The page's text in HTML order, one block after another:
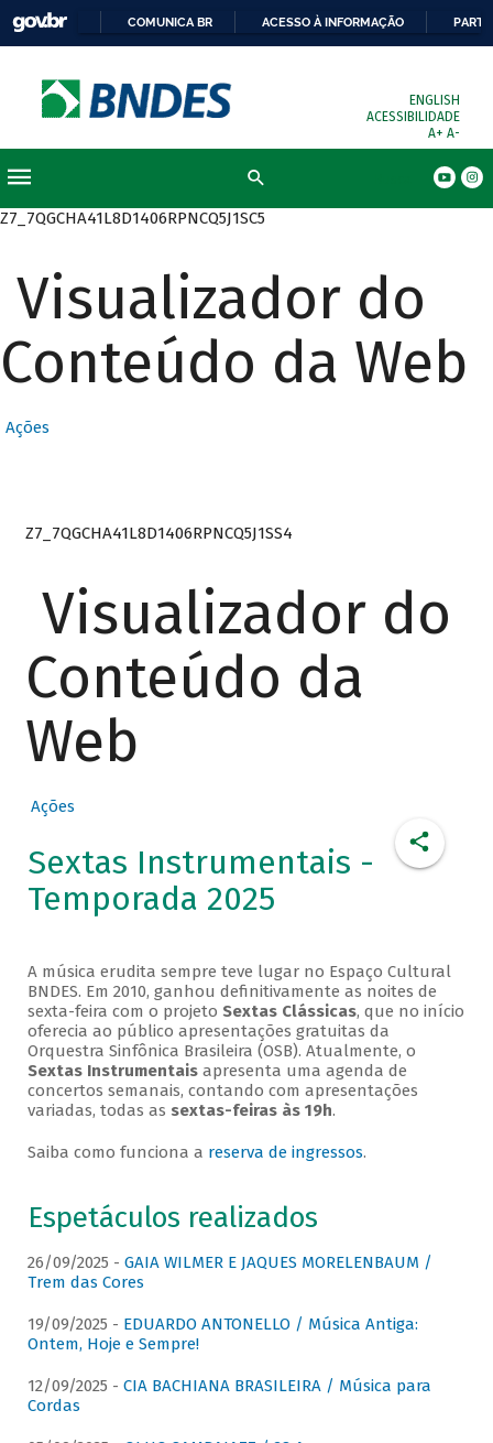
COMUNICA BR ACESSO À INFORMAÇÃO
ENGLISH
ACESSIBILIDADE
A+ A-
Z7_7QGCHA41L8D1406RPNCQ5J1SC5
Visualizador do
Conteúdo da Web
Ações
Z7_7QGCHA41L8D1406RPNCQ5J1SS4
Visualizador do
Conteúdo da
Web
Ações
Sextas Instrumentais -
Temporada 2025
A música erudita sempre teve lugar no Espaço Cultural
BNDES. Em 2010, ganhou definitivamente as noites de
sexta-feira com o projeto Sextas Clássicas, que no início
oferecia ao público apresentações gratuitas da
Orquestra Sinfônica Brasileira (OSB). Atualmente, o
Sextas Instrumentaisapresenta uma agenda de
concertos semanais, contando com apresentações
variadas, todas as sextas-feiras às 19h.
Saiba como funciona a reserva de ingressos.
Espetáculos realizados
26/09/2025 - GAIA WILMER E JAQUES MORELENBAUM /
Trem das Cores
19/09/2025 - EDUARDO ANTONELLO / Música Antiga:
Ontem, Hoje e Sempre!
12/09/2025 - CIA BACHIANA BRASILEIRA / Música para
Cordas